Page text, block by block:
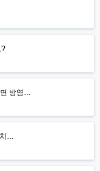
?
면 방염…
치…